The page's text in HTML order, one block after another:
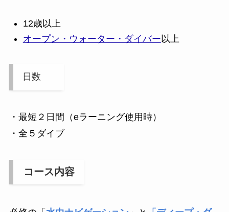
12歳以上
オープン・ウォーター・ダイバー以上
日数
・最短２日間（eラーニング使用時）
・全５ダイブ
コース内容